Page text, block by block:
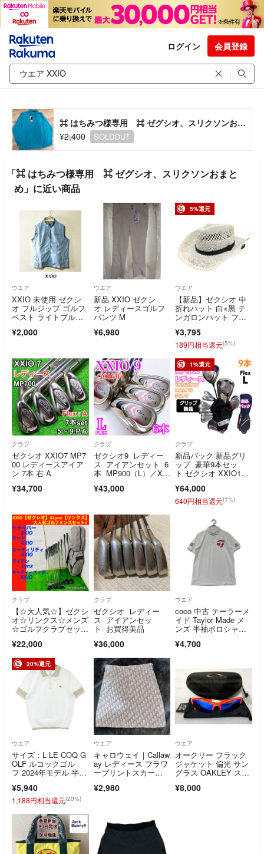
ログイン 会員登録
⌘ はちみつ様専用 ⌘ ゼグシオ、スリクソンおまとめ
¥2,400
SOLDOUT
「⌘ はちみつ様専用 ⌘ ゼグシオ、スリクソンおまと
め」に近い商品
ウエア
XXIO 未使用 ゼクシ
オ フルジップ ゴルフ
ベスト ライトブル
グ付き
¥2,000
ウエア
新品 XXIO ゼクシ
オ レディースゴルフ
パンツ M
¥6,980
5%還元
ウエア
【新品】ゼクシオ 中
折れハット 白×黒 テ
ンガロンハット フリ
ウェア XXIO
¥3,795
189円相当還元(5%)
クラブ
ゼクシオ XXIO7 MP7
00 レディースアイア
ン 7本 右 A
¥34,700
クラブ
ゼクシオ9 レディー
ス アイアンセット 6
本 MP900（L）／XXI
¥43,000
1%還元
クラブ
新品バック 新品グリ
ップ 豪華9本セッ
ト ゼクシオ XXIO10
スゴルフクラブセッ
ト フレックスL 右
¥64,000
640円相当還元(1%)
クラブ
【☆大人気☆】ゼクシ
オ☆リンクス☆メンズ
☆ゴルフクラブセット
¥22,000
クラブ
ゼクシオ レディー
ス アイアンセッ
ト お買得美品
¥36,000
ウエア
coco 中古 テーラーメ
イド Taylor Made メ
ンズ 半袖ポロシャ
¥4,700
20%還元
ウエア
サイズ：L LE COQ G
OLF ルコックゴル
フ 2024年モデル 半袖
系 [240101745691] ゴ
ルフウェア レディー
ス ストスト
¥5,940
1,188円相当還元(20%)
ウエア
キャロウェイ｜Callaw
ay レディース フラワ
ープリントスカー
5128207 /Sサイズ
¥2,980
ウエア
オークリー フラック
ジャケット 偏光 サン
グラス OAKLEY スポ
¥8,000